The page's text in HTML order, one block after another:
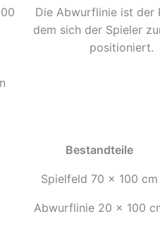
Die Abwurflinie ist der
dem sich der Spieler
positioniert.
Bestandteile
Spielfeld 70 x 100 cm
Abwurflinie 20 x 100